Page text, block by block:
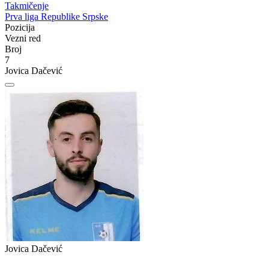
Takmičenje
Prva liga Republike Srpske
Pozicija
Vezni red
Broj
7
Jovica Dačević
Jovica Dačević